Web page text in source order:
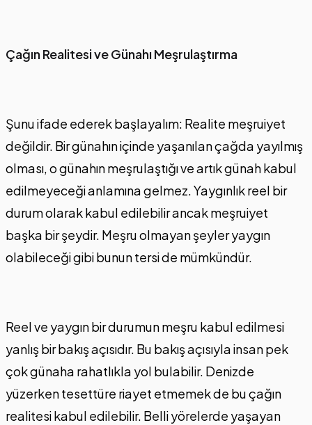
Çağın Realitesi ve Günahı Meşrulaştırma
Şunu ifade ederek başlayalım: Realite meşruiyet
değildir. Bir günahın içinde yaşanılan çağda yayılmış
olması, o günahın meşrulaştığı ve artık günah kabul
edilmeyeceği anlamına gelmez. Yaygınlık reel bir
durum olarak kabul edilebilir ancak meşruiyet
başka bir şeydir. Meşru olmayan şeyler yaygın
olabileceği gibi bunun tersi de mümkündür.
Reel ve yaygın bir durumun meşru kabul edilmesi
yanlış bir bakış açısıdır. Bu bakış açısıyla insan pek
çok günaha rahatlıkla yol bulabilir. Denizde
yüzerken tesettüre riayet etmemek de bu çağın
realitesi kabul edilebilir. Belli yörelerde yaşayan